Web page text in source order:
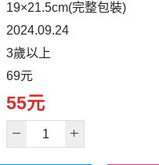
19×21.5cm(完整包裝)
2024.09.24
3歲以上
69元
55元